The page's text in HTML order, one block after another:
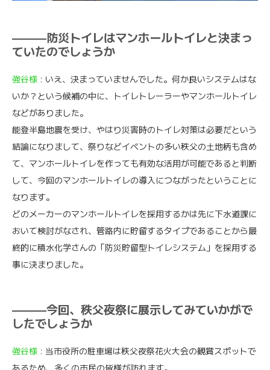
———防災トイレはマンホールトイレと決まっ
ていたのでしょうか
強谷様 : いえ、決まっていませんでした。何か良いシステムはな
いか？という候補の中に、トイレトレーラーやマンホールトイレ
などがありました。
能登半島地震を受け、やはり災害時のトイレ対策は必要だという
結論になりまして、祭りなどイベントの多い秩父の土地柄も含め
て、マンホールトイレを作っても有効な活用が可能であると判断
して、今回のマンホールトイレの導入につながったということに
なります。
どのメーカーのマンホールトイレを採用するかは先に下水道課に
おいて検討がなされ、管路内に貯留するタイプであることから最
終的に積水化学さんの「防災貯留型トイレシステム」を採用する
事に決まりました。
———今回、秩父夜祭に展示してみていかがで
したでしょうか
強谷様 : 当市役所の駐車場は秩父夜祭花火大会の観賞スポットで
あるため、多くの市民の皆様が訪れます。